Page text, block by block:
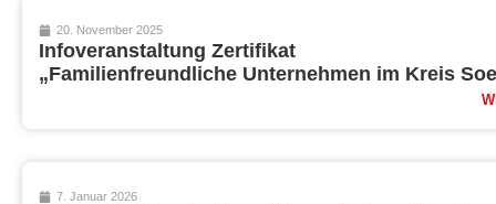
20. November 2025
Infoveranstaltung Zertifikat
„Familienfreundliche Unternehmen im Kreis
7. Januar 2026